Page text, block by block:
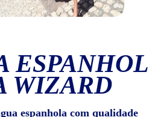
ESPANHOL
WIZARD
espanhola com qualidade